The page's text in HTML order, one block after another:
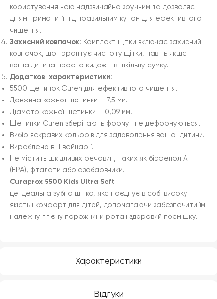
Характеристики
Відгуки
користування нею надзвичайно зручним та дозволяє
дітям тримати її під правильним кутом для ефективного
чищення.
Захисний ковпачок: Комплект щітки включає захисний
ковпачок, що гарантує чистоту щітки, навіть якщо
ваша дитина просто кидає її в шкільну сумку.
Додаткові характеристики:
5500 щетинок Curen для ефективного чищення.
Довжина кожної щетинки – 7,5 мм.
Діаметр кожної щетинки – 0,09 мм.
Щетинки Curen зберігають форму і не деформуються.
Вибір яскравих кольорів для задоволення вашої дитини.
Вироблено в Швейцарії.
Не містить шкідливих речовин, таких як бісфенол А
(BPA), фталати або азобарвники.
Curaprox 5500 Kids Ultra Soft
це ідеальна зубна щітка, яка поєднує в собі високу
якість і комфорт для дітей, допомагаючи забезпечити їм
належну гігієну порожнини рота і здоровий посмішку.